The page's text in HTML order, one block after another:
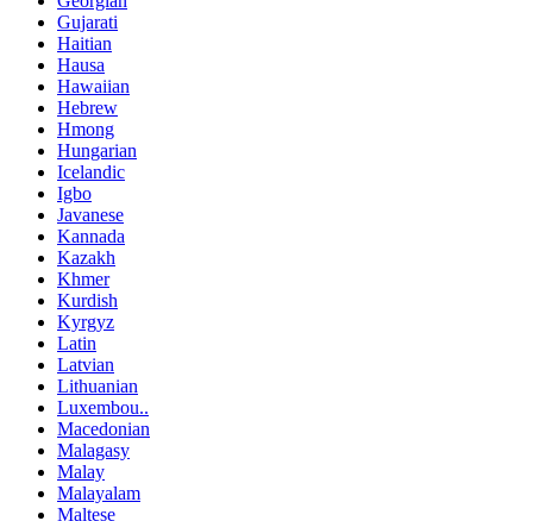
Gujarati
Haitian
Hausa
Hawaiian
Hebrew
Hmong
Hungarian
Icelandic
Igbo
Javanese
Kannada
Kazakh
Khmer
Kurdish
Kyrgyz
Latin
Latvian
Lithuanian
Luxembou..
Macedonian
Malagasy
Malay
Malayalam
Maltese